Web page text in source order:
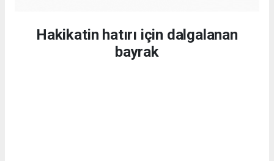
Hakikatin hatırı için dalgalanan
bayrak